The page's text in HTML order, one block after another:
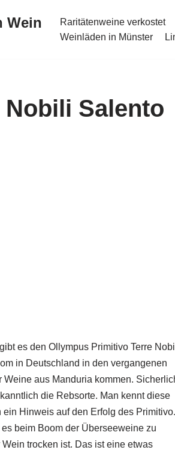
Wein Raritätenweine verkostet
Weinläden in Münster
Salento
es den Ollympus Primitivo Terre
in Deutschland in den vergangenen
aus Manduria kommen.
die Rebsorte. Man kennt diese
Hinweis auf den Erfolg des Primitivo.
beim Boom der Überseeweine zu
trocken ist. Das ist eine etwas